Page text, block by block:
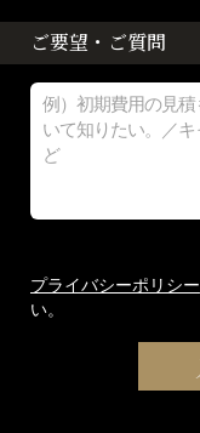
ご要望・ご質問
プライバシーポリシー
い。